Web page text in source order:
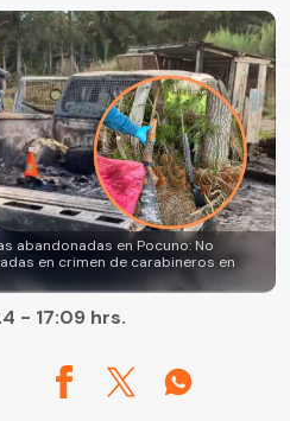
abandonadas en Pocuno: No
en crimen de carabineros en
- 17:09 hrs.